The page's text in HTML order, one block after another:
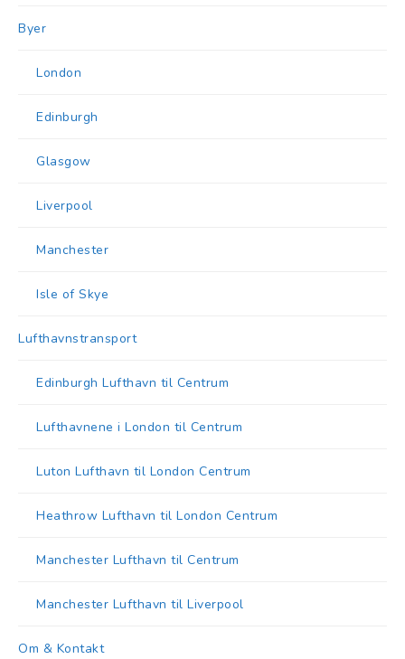
Byer
London
Edinburgh
Glasgow
Liverpool
Manchester
Isle of Skye
Lufthavnstransport
Edinburgh Lufthavn til Centrum
Lufthavnene i London til Centrum
Luton Lufthavn til London Centrum
Heathrow Lufthavn til London Centrum
Manchester Lufthavn til Centrum
Manchester Lufthavn til Liverpool
Om & Kontakt